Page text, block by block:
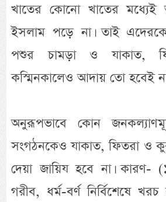
খাতের কোনো খাতের মধ্যেই
ইসলাম পড়ে না। তাই
পশুর চামড়া ও যাকাত,
কস্মিনকালেও আদায় তো হবেই
অনুরূপভাবে কোন
সংগঠনকেও যাকাত, ফিতরা ও
দেয়া জায়িয হবে না। কারণ-
গরীব, ধর্ম-বর্ণ নির্বিশেষে